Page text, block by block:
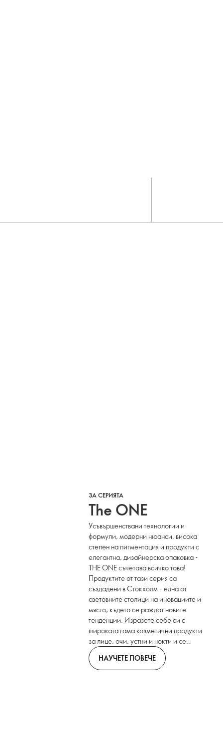
ЗА СЕРИЯТА
The ONE
Усъвършенствани технологии и
формули, модерни нюанси, висока
степен на пигментация и продукти с
елегантна, дизайнерска опаковка -
THE ONE съчетава всичко това!
Продуктите от тази серия са
създадени в Стокхолм - една от
световните столици на иновациите и
място, където се раждат новите
тенденции. Изразете себе си с
широката гама козметични продукти
за лице, очи, устни и нокти и се
насладете на стилни нови цветови
нюанси и иновативни продуктови
формули с THE ONE!
НАУЧЕТЕ ПОВЕЧЕ